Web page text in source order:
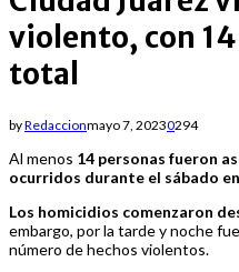
violento, con
total
byRedaccionmayo 7, 20230294
Al menos 14 personas fueron
ocurridos durante el sábado
Los homicidios comenzaron
embargo, por la tarde y noche
número de hechos violentos.